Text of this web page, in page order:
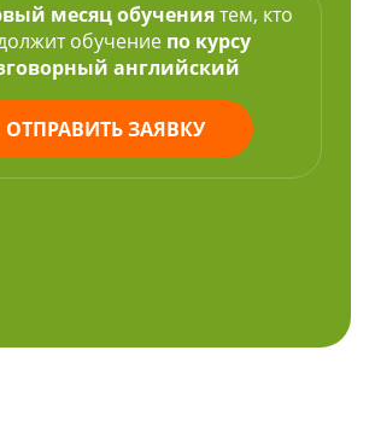
месяц обучениятем, кто
обучение по курсу
английский
ОТПРАВИТЬ ЗАЯВКУ